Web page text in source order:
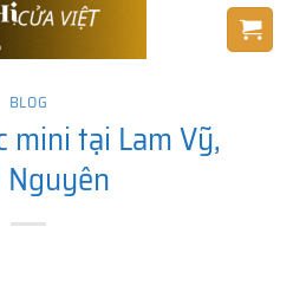
BLOG
mini tại Lam Vỹ,